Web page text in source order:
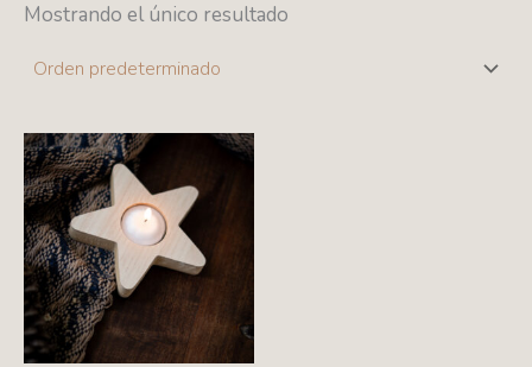
Mostrando el único resultado